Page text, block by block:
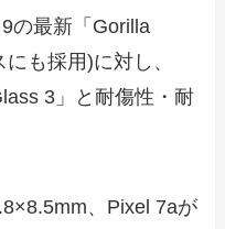
の最新「Gorilla
も採用)に対し、
3」と耐傷性・耐
、Pixel 7aが